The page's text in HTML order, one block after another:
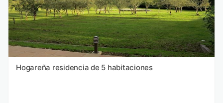
Hogareña residencia de 5 habitaciones